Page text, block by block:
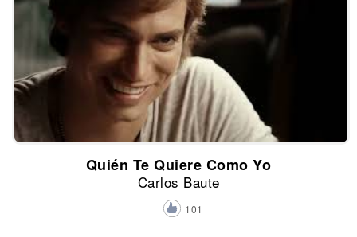
Quién Te Quiere Como Yo
Carlos Baute
101